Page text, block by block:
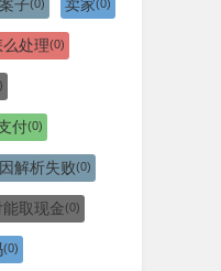
子(0) 卖家(0)
处理(0)
付(0)
解析失败(0)
能取现金(0)
(0)